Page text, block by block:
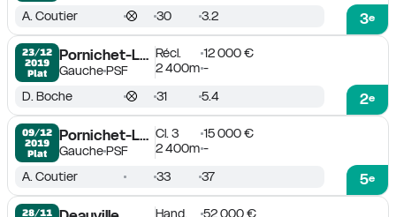
3e
A. Coutier 30 3.2
23/12
2019
Plat
Pornichet-La Baule
GauchePSF
Récl.
12 000 €
2 400m -
2e
D. Boche 31 5.4
09/12
2019
Plat
Pornichet-La Baule
GauchePSF
Cl. 3
15 000 €
2 400m -
5e
A. Coutier 33 37
28/11